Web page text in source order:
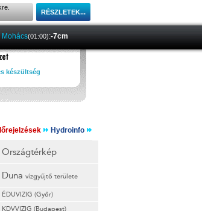
Mohács(01:00):-7cm
készültség
Hydroinfo
Országtérkép
Duna vízgyűjtő területe
ÉDUVIZIG (Győr)
KDVVIZIG (Budapest)